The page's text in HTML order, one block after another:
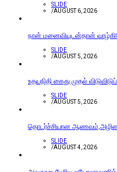
SLIDE
/AUGUST 6, 2026
நான் மனைவியுடன்தான்
SLIDE
/AUGUST 5, 2026
உதயநிதி கைது முதல்
SLIDE
/AUGUST 5, 2026
தொடர்ச்சியான ஆணவம்,அழிவை
SLIDE
/AUGUST 4, 2026